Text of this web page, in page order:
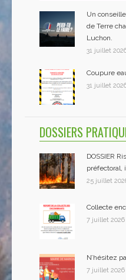
Un
de Terre
Luchon.
31 juillet
Coupure
31 juillet
DOSSIERS
DOSSIER
préfectoral,
25 juillet
Collecte
7 juillet 2026
N’hésitez
7 juillet 2026